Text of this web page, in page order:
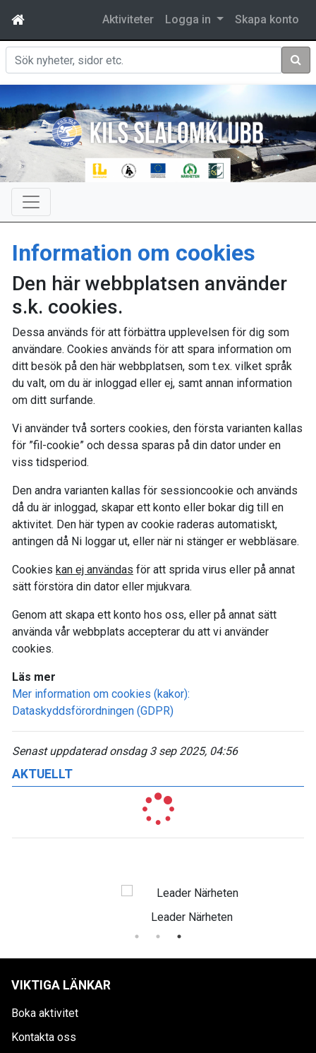
Aktiviteter Logga in Skapa konto
Sök
AKTUELLT
Information om cookies
Den här webbplatsen använder
s.k. cookies.
Dessa används för att förbättra upplevelsen för dig som
användare. Cookies används för att spara information om
ditt besök på den här webbplatsen, som t.ex. vilket språk
du valt, om du är inloggad eller ej, samt annan information
om ditt surfande.
Vi använder två sorters cookies, den första varianten kallas
för ”fil-cookie” och dessa sparas på din dator under en
viss tidsperiod.
Den andra varianten kallas för sessioncookie och används
då du är inloggad, skapar ett konto eller bokar dig till en
aktivitet. Den här typen av cookie raderas automatiskt,
antingen då Ni loggar ut, eller när ni stänger er webbläsare.
Cookies kan ej användas för att sprida virus eller på annat
sätt förstöra din dator eller mjukvara.
Genom att skapa ett konto hos oss, eller på annat sätt
använda vår webbplats accepterar du att vi använder
cookies.
Läs mer
Mer information om cookies (kakor):
Dataskyddsförordningen (GDPR)
Senast uppdaterad onsdag 3 sep 2025, 04:56
Leader Närheten
VIKTIGA LÄNKAR
Boka aktivitet
Kontakta oss